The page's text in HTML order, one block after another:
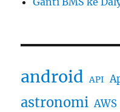
android API
astronomi AWS